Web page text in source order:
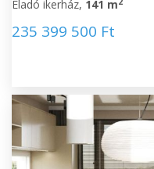
Eladó ikerház, 141 m
235 399 500 Ft